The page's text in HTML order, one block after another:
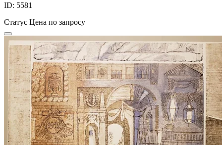
ID: 5581
Статус Цена по запросу